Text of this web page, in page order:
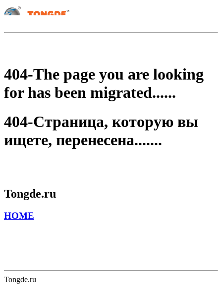
404-The page you are looking
for has been migrated......
404-Страница, которую вы
ищете, перенесена.......
Tongde.ru
HOME
Tongde.ru